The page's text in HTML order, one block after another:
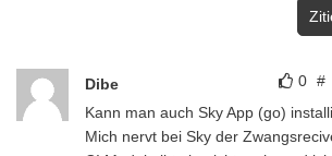
0 #
Dibe
Kann man auch Sky App (go)
Mich nervt bei Sky der